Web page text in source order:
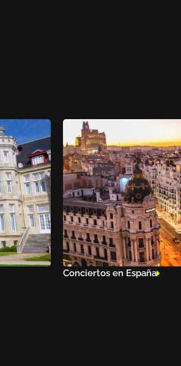
Conciertos en España